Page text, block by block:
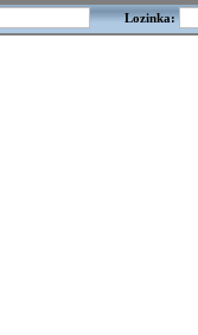
Lozinka: